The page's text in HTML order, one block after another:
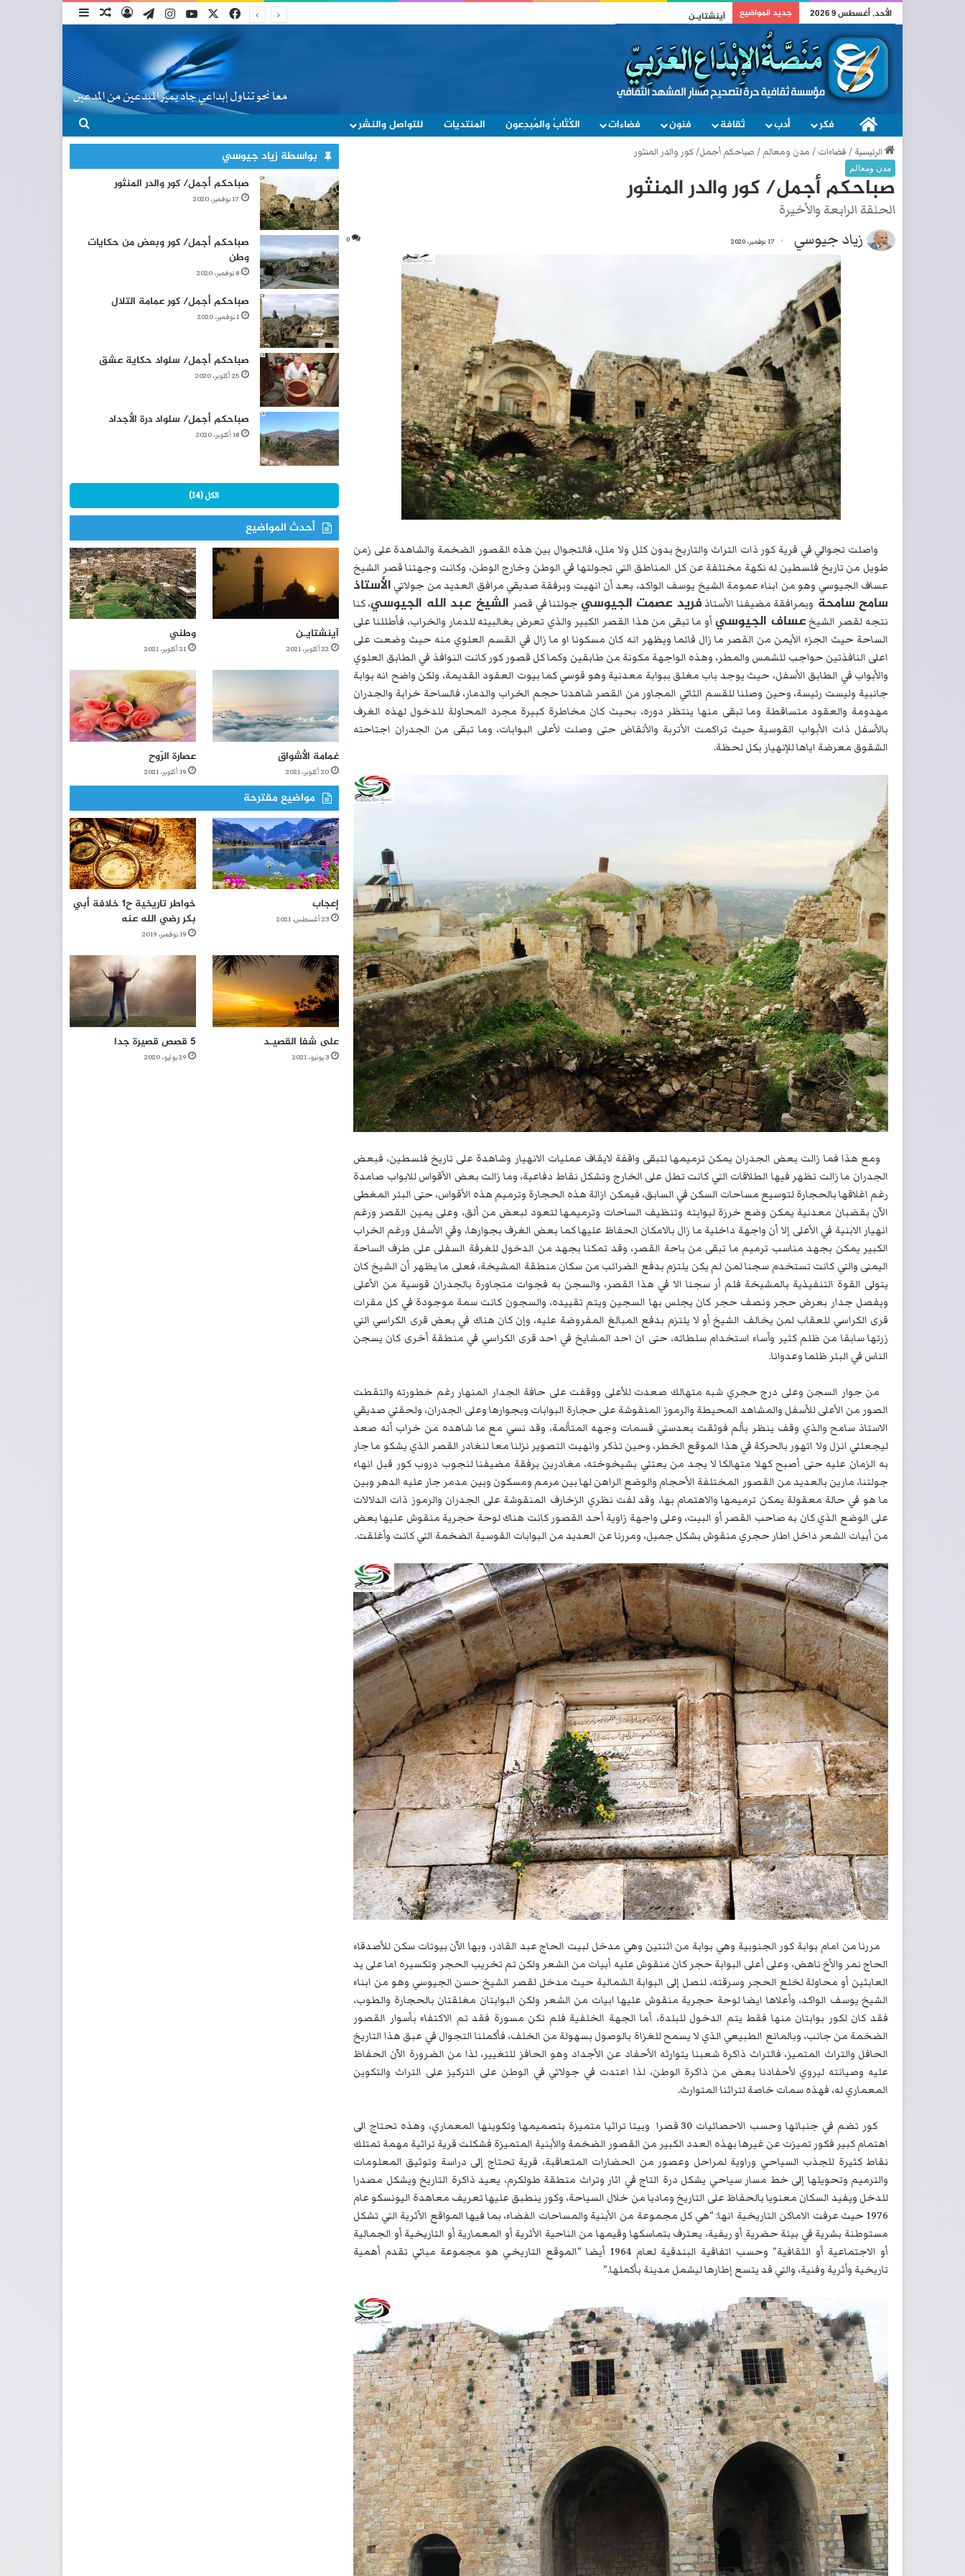
الأحد, أغسطس 9 2026 جديد المواضيع وطني فيسبوك ‫YouTubeانستقرام تيلقرام تسجيل الدخول
مقال عشوائي
الصفحة الرئيسية
فكر أدب ثقافة فنون فضاءات الكُتَّابُ والمُبدِعون المنتديات للتواصل والنشر
الرئيسية / فضاءات / مدن ومعالم / صباحكم أجمل/ كور والدر المنثور
مدن ومعالم
صباحكم أجمل/ كور والدر المنثور
الحلقة الرابعة والأخيرة
زياد جيوسي 17 نوفمبر، 2020 0
واصلت تجوالي في قرية كور ذات التراث والتاريخ بدون كلل ولا ملل، فالتجوال بين هذه القصور الضخمة والشاهدة على زمن
طويل من تاريخ فلسطين له نكهة مختلفة عن كل المناطق التي تجولتها في الوطن وخارج الوطن، وكانت وجهتنا قصر الشيخ
عساف الجيوسي وهو من ابناء عمومة الشيخ يوسف الواكد، بعد أن انهيت وبرفقة صديقي مرافق العديد من جولاتي الأستاذ
سامح سامحة وبمرافقة مضيفنا الأستاذ فريد عصمت الجيوسي جولتنا في قصرالشيخ عبد الله الجيوسي، كنا
نتجه لقصر الشيخعساف الجيوسي أو ما تبقى من هذا القصر الكبير والذي تعرض بغالبيته للدمار والخراب، فأطللنا على
الساحة حيث الجزء الأيمن من القصر ما زال قائما ويظهر انه كان مسكونا او ما زال في القسم العلوي منه حيث وضعت على
اعلى النافذتين حواجب للشمس والمطر، وهذه الواجهة مكونة من طابقين وكما كل قصور كور كانت النوافذ في الطابق العلوي
والأبواب في الطابق الأسفل، حيث يوجد باب مغلق ببوابة معدنية وهو قوسي كما بيوت العقود القديمة، ولكن واضح انه بوابة
جانبية وليست رئيسة، وحين وصلنا للقسم الثاني المجاور من القصر شاهدنا حجم الخراب والدمار، فالساحة خرابة والجدران
مهدومة والعقود متساقطة وما تبقى منها ينتظر دوره، بحيث كان مخاطرة كبيرة مجرد المحاولة للدخول لهذه الغرف
بالأسفل ذات الأبواب القوسية حيث تراكمت الأتربة والأنقاض حتى وصلت لأعلى البوابات، وما تبقى من الجدران اجتاحته
الشقوق معرضة اياها للإنهيار بكل لحظة.
ومع هذا فما زالت بعض الجدران يمكن ترميمها لتبقى واقفة لايقاف عمليات الانهيار وشاهدة على تاريخ فلسطين، فبعض
الجدران ما زالت تظهر فيها الطلاقات التي كانت تطل على الخارج وتشكل نقاط دفاعية، وما زالت بعض الأقواس للابواب صامدة
رغم اغلاقها بالحجارة لتوسيع مساحات السكن في السابق، فيمكن ازالة هذه الحجارة وترميم هذه الأقواس، حتى البئر المغطى
الآن بقضبان معدنية يمكن وضع خرزة لبوابته وتنظيف الساحات وترميمها لتعود لبعض من ألق، وعلى يمين القصر ورغم
انهيار الابنية في الأعلى إلا أن واجهة داخلية ما زال بالامكان الحفاظ عليها كما بعض الغرف بجوارها، وفي الأسفل ورغم الخراب
الكبير يمكن بجهد مناسب ترميم ما تبقى من باحة القصر، وقد تمكنا بجهد من الدخول للغرفة السفلى على طرف الساحة
اليمنى والتي كانت تستخدم سجنا لمن لم يكن يلتزم بدفع الضرائب من سكان منطقة المشيخة، فعلى ما يظهر أن الشيخ كان
يتولى القوة التنفيذية بالمشيخة فلم أر سجنا الا في هذا القصر، والسجن به فجوات متجاورة بالجدران قوسية من الأعلى
ويفصل جدار بعرض حجر ونصف حجر كان يجلس بها السجين ويتم تقييده، والسجون كانت سمة موجودة في كل مقرات
قرى الكراسي للعقاب لمن يخالف الشيخ أو لا يلتزم بدفع المبالغ المفروضة عليه، وإن كان هناك في بعض قرى الكراسي التي
زرتها سابقا من ظلم كثير وأساء استخدام سلطاته، حتى ان احد المشايخ في احد قرى الكراسي في منطقة أخرى كان يسجن
الناس في البئر ظلما وعدوانا.
من جوار السجن وعلى درج حجري شبه متهالك صعدت للأعلى ووقفت على حافة الجدار المنهار رغم خطورته والتقطت
الصور من الأعلى للأسفل والمشاهد المحيطة والرموز المنقوشة على حجارة البوابات وبجوارها وعلى الجدران، ولحقني صديقي
الاستاذ سامح والذي وقف ينظر بألم فوثقت بعدستي قسمات وجهه المتألمة، وقد نسي مع ما شاهده من خراب أنه صعد
ليجعلني انزل ولا اتهور بالحركة في هذا الموقع الخطر، وحين تذكر وانهيت التصوير نزلنا معا لنغادر القصر الذي يشكو ما جار
به الزمان عليه حتى أصبح كهلا متهالكا لا يجد من يعتني بشيخوخته، مغادرين برفقة مضيفنا لنجوب دروب كور قبل انهاء
جولتنا، مارين بالعديد من القصور المختلفة الأحجام والوضع الراهن لها بين مرمم ومسكون وبين مدمر جار عليه الدهر وبين
ما هو في حالة معقولة يمكن ترميمها والاهتمام بها، وقد لفت نظري الزخارف المنقوشة على الجدران والرموز ذات الدلالات
على الوضع الذي كان به صاحب القصر أو البيت، وعلى واجهة زاوية أحد القصور كانت هناك لوحة حجرية منقوش عليها بعض
من أبيات الشعر داخل اطار حجري منقوش بشكل جميل، ومررنا عن العديد من البوابات القوسية الضخمة التي كانت وأغلقت.
مررنا من امام بوابة كور الجنوبية وهي بوابة من اثنتين وهي مدخل لبيت الحاج عبد القادر، وبها الآن بيوتات سكن للأصدقاء
الحاج نمر والأخ ناهض، وعلى أعلى البوابة حجر كان منقوش عليه أبيات من الشعر ولكن تم تخريب الحجر وتكسيره اما على يد
العابثين أو محاولة لخلع الحجر وسرقته، لنصل إلى البوابة الشمالية حيث مدخل لقصر الشيخ حسن الجيوسي وهو من ابناء
الشيخ يوسف الواكد، وأعلاها ايضا لوحة حجرية منقوش عليها ابيات من الشعر ولكن البوابتان مغلقتان بالحجارة والطوب،
فقد كان لكور بوابتان منها فقط يتم الدخول للبلدة، أما الجهة الخلفية فلم تكن مسورة فقد تم الاكتفاء بأسوار القصور
الضخمة من جانب، وبالمانع الطبيعي الذي لا يسمح للغزاة بالوصول بسهولة من الخلف، فأكملنا التجوال في عبق هذا التاريخ
الحافل والتراث المتميز، فالتراث ذاكرة شعبنا يتوارثه الأحفاد عن الأجداد وهو الحافز للتغيير، لذا من الضرورة الآن الحفاظ
عليه وصيانته ليروي لأحفادنا بعض من ذاكرة الوطن، لذا اعتدت في جولاتي في الوطن على التركيز على التراث والتكوين
المعماري له، فهذه سمات خاصة لتراثنا المتوارث.
كور تضم في جنباتها وحسب الاحصائيات 30 قصرا وبيتا تراثيا متميزة بتصميمها وتكوينها المعماري، وهذه تحتاج الى
اهتمام كبير فكور تميزت عن غيرها بهذه العدد الكبير من القصور الضخمة والأبنية المتميزة فشكلت قرية تراثية مهمة تمتلك
نقاط كثيرة للجذب السياحي وراوية لمراحل وعصور من الحضارات المتعاقبة، قرية تحتاج إلى دراسة وتوثيق المعلومات
والترميم وتحويلها إلى خط مسار سياحي يشكل درة التاج في اثار وتراث منطقة طولكرم، يعيد ذاكرة التاريخ ويشكل مصدرا
للدخل ويفيد السكان معنويا بالحفاظ على التاريخ وماديا من خلال السياحة، وكور ينطبق عليها تعريف معاهدة اليونسكو عام
1976 حيث عرفت الاماكن التاريخية انها: “هي كل مجموعة من الأبنية والمساحات الفضاء، بما فيها المواقع الأثرية التي تشكل
مستوطنة بشرية في بيئة حضرية أو ريفية، يعترف بتماسكها وقيمها من الناحية الأثرية أو المعمارية أو التاريخية أو الجمالية
أو الاجتماعية أو الثقافية” وحسب اتفاقية البندقية لعام 1964 أيضا “الموقع التاريخي هو مجموعة مباني تقدم أهمية
تاريخية وأثرية وفنية، والتي قد يتسع إطارها ليشمل مدينة بأكملها.”
بواسطة زياد جيوسي
صباحكم أجمل/ كور والدر المنثور
17 نوفمبر، 2020
صباحكم أجمل/ كور وبعض من حكايات
وطن
8 نوفمبر، 2020
صباحكم أجمل/ كور عمامة التلال
1 نوفمبر، 2020
صباحكم أجمل/ سلواد حكاية عشق
25 أكتوبر، 2020
صباحكم أجمل/ سلواد درة الأجداد
18 أكتوبر، 2020
الكل (14)
أحدث المواضيع
آينشتايـن
22 أكتوبر، 2021
وطني
21 أكتوبر، 2021
غمامة الأشواقِ
20 أكتوبر، 2021
عصارة الرّوح
19 أكتوبر، 2021
مواضيع مقترحة
إعجاب
23 أغسطس، 2021
خواطر تاريخية ح1 خلافة أبي
بكر رضي الله عنه
19 نوفمبر، 2019
على شفا القصيـد
3 يونيو، 2021
5 قصص قصيرة جدا
29 يوليو، 2020